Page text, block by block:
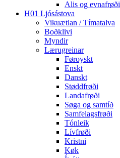
Alis og evnafrøði
H01 Ljósástova
Vikuætlan / Tímatalva
Boðklivi
Myndir
Lærugreinar
Føroyskt
Enskt
Danskt
Støddfrøði
Landafrøði
Søga og samtíð
Samfelagsfrøði
Tónleik
Lívfrøði
Kristni
Køk